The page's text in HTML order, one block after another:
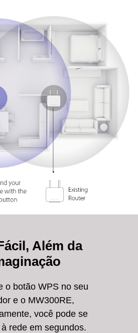
Além da
o botão WPS no seu
e o MW300RE,
você pode se
rede em segundos.